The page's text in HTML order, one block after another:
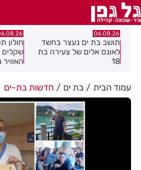
06.08.26
תושב בת ים נעצר בחשד
לאונס אלים של צעירה בת
18
שקלים
עמוד הבית בת ים חדשות בת-ים